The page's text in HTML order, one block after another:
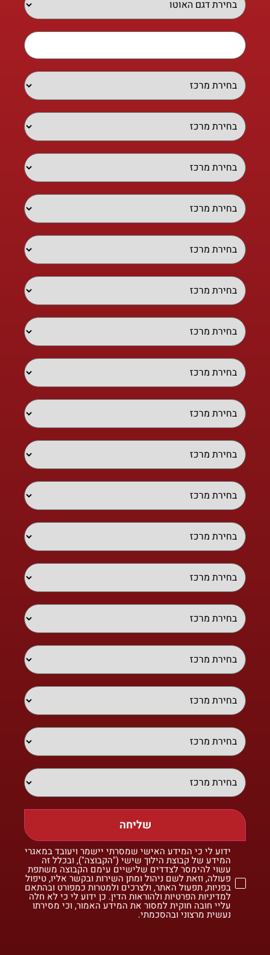
שליחה
ידוע לי כי המידע האישי שמסרתי יישמר ויעובד במאגרי
המידע של קבוצת הילוך שישי ("הקבוצה"), ובכלל זה
עשוי להימסר לצדדים שלישיים עימם הקבוצה משתפת
פעולה, וזאת לשם ניהול ומתן השירות ובקשר אליו, טיפול
בפניות, תפעול האתר, ולצרכים ולמטרות כמפורט ובהתאם
למדיניות הפרטיות ולהוראות הדין. כן ידוע לי כי לא חלה
עליי חובה חוקית למסור את המידע האמור, וכי מסירתו
נעשית מרצוני ובהסכמתי.